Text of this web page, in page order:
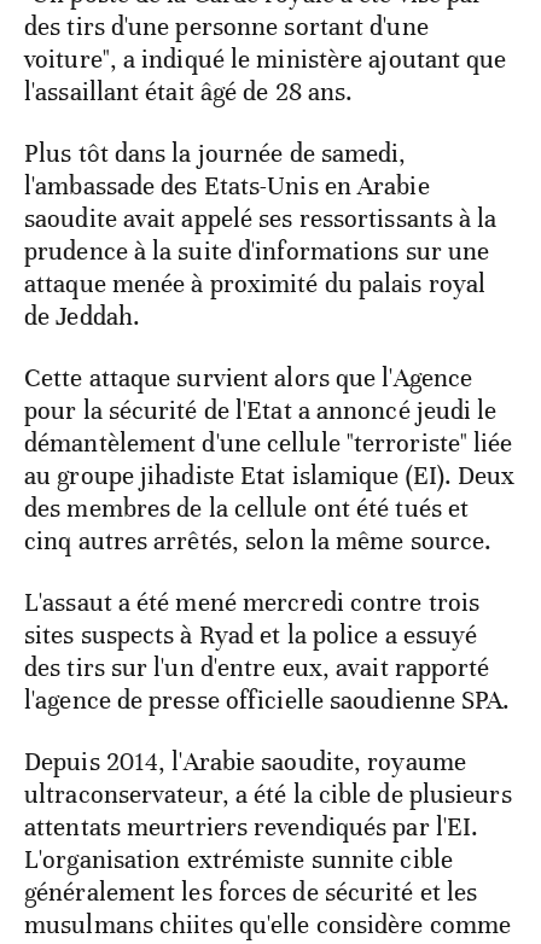
des tirs d'une personne sortant d'une
voiture", a indiqué le ministère ajoutant que
l'assaillant était âgé de 28 ans.
Plus tôt dans la journée de samedi,
l'ambassade des Etats-Unis en Arabie
saoudite avait appelé ses ressortissants à la
prudence à la suite d'informations sur une
attaque menée à proximité du palais royal
de Jeddah.
Cette attaque survient alors que l'Agence
pour la sécurité de l'Etat a annoncé jeudi le
démantèlement d'une cellule "terroriste" liée
au groupe jihadiste Etat islamique (EI). Deux
des membres de la cellule ont été tués et
cinq autres arrêtés, selon la même source.
L'assaut a été mené mercredi contre trois
sites suspects à Ryad et la police a essuyé
des tirs sur l'un d'entre eux, avait rapporté
l'agence de presse officielle saoudienne SPA.
Depuis 2014, l'Arabie saoudite, royaume
ultraconservateur, a été la cible de plusieurs
attentats meurtriers revendiqués par l'EI.
L'organisation extrémiste sunnite cible
généralement les forces de sécurité et les
musulmans chiites qu'elle considère comme